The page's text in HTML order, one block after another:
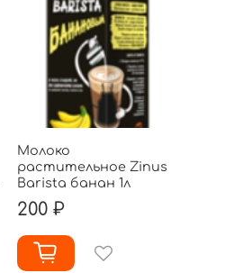
Молоко
растительное Zinus
Barista банан 1л
200 ₽